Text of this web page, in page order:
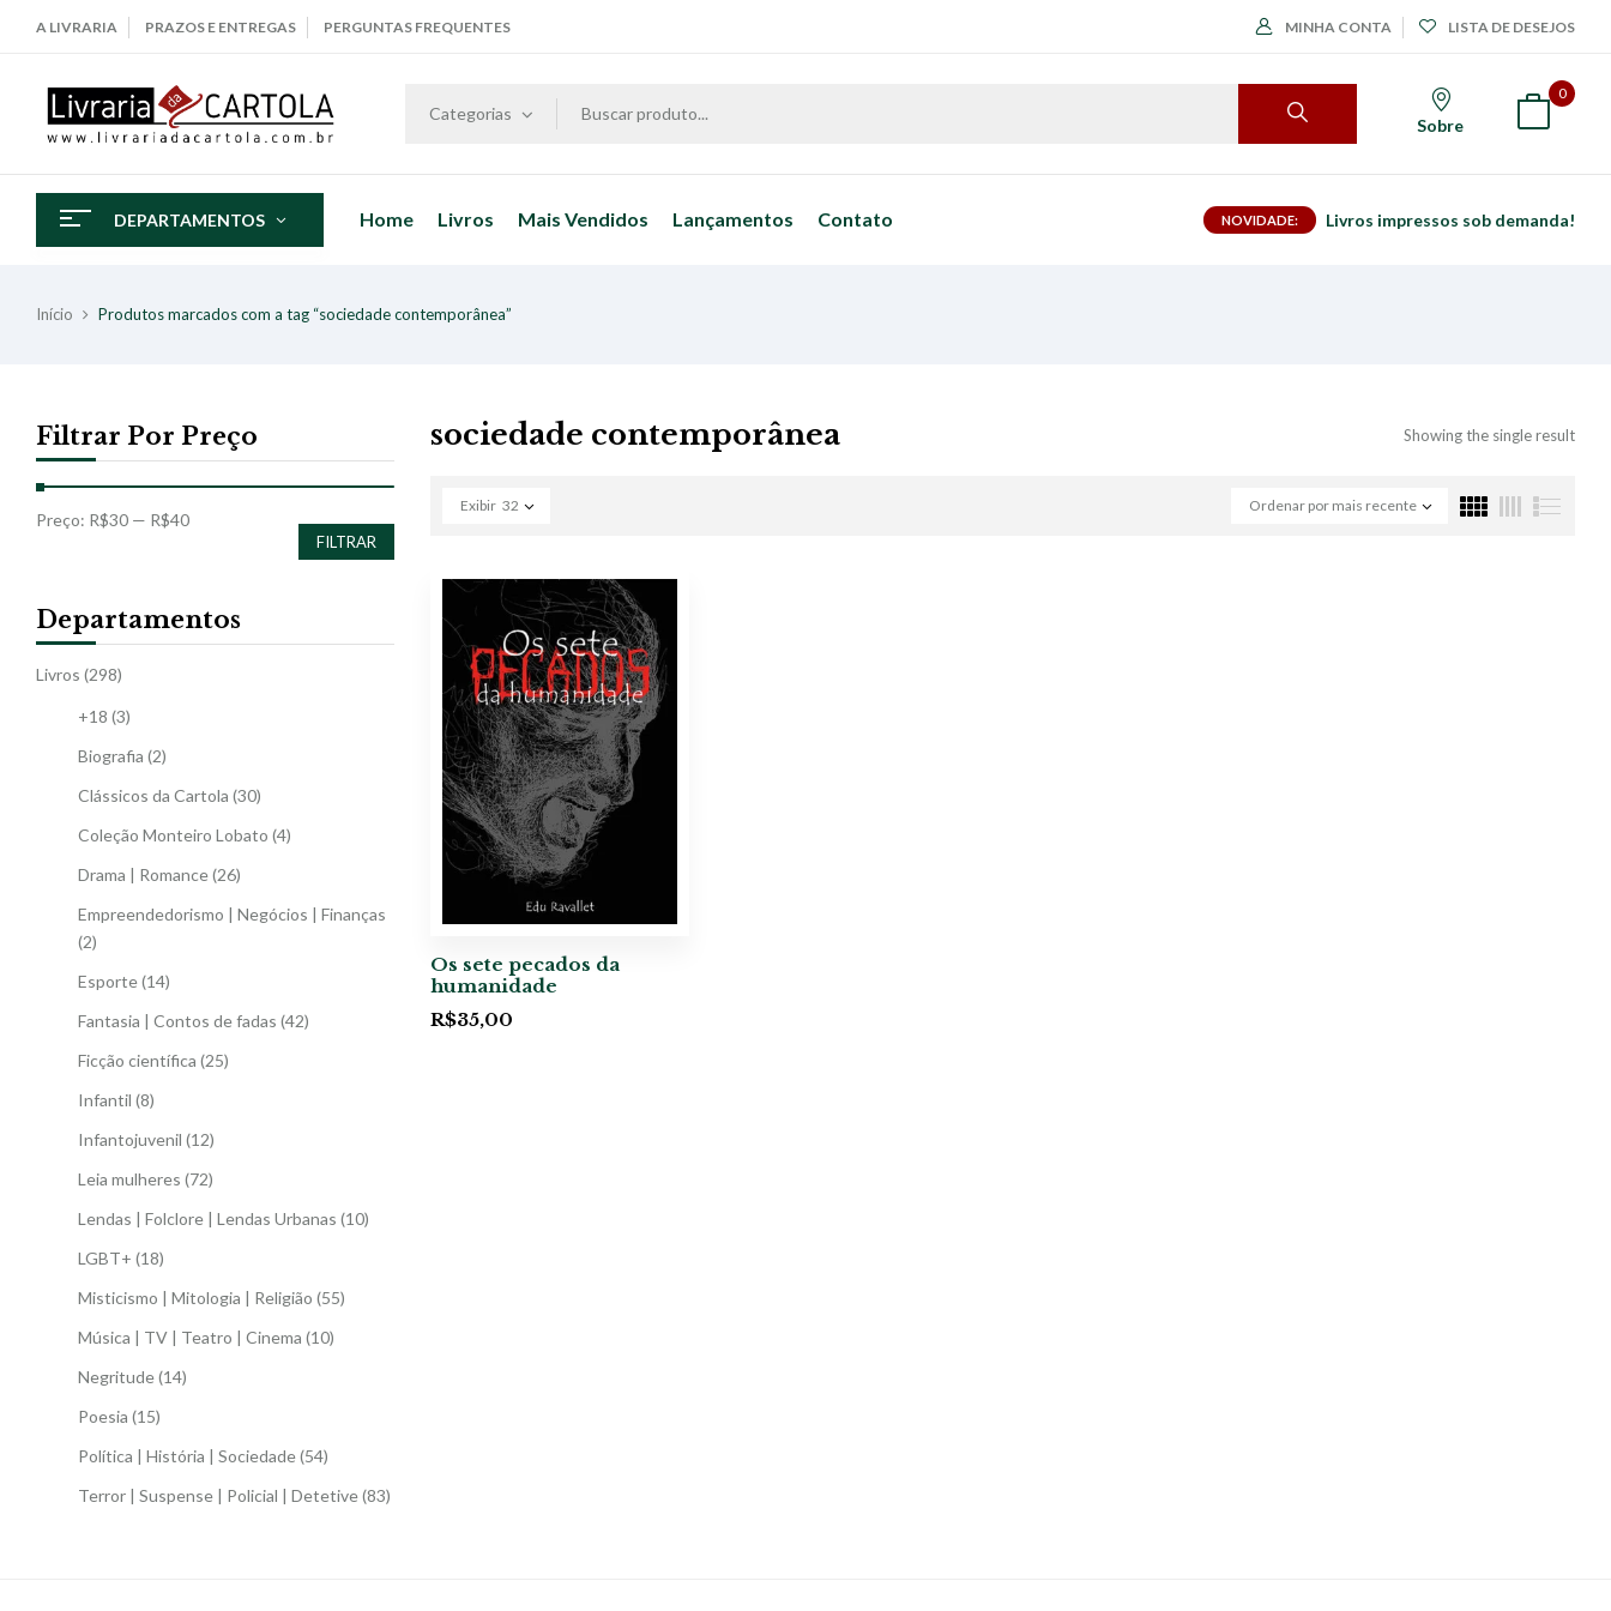
A LIVRARIA PRAZOS E ENTREGAS PERGUNTAS FREQUENTES MINHA CONTA LISTA DE DESEJOS
Categorias
Sobre
0
DEPARTAMENTOS Home Livros Mais Vendidos Lançamentos Contato NOVIDADE: Livros impressos sob demanda!
Início Produtos marcados com a tag “sociedade contemporânea”
Filtrar Por Preço
FILTRAR
Preço: R$30 — R$40
Departamentos
Livros (298)
+18 (3)
Biografia (2)
Clássicos da Cartola (30)
Coleção Monteiro Lobato (4)
Drama | Romance(26)
Empreendedorismo | Negócios | Finanças
(2)
Esporte(14)
Fantasia | Contos de fadas (42)
Ficção científica (25)
Infantil (8)
Infantojuvenil (12)
Leia mulheres (72)
Lendas | Folclore | Lendas Urbanas (10)
LGBT+ (18)
Misticismo | Mitologia | Religião (55)
Música | TV | Teatro | Cinema (10)
Negritude(14)
Poesia (15)
Política | História | Sociedade(54)
Terror | Suspense | Policial | Detetive(83)
sociedade contemporânea Showing the single result
Ordenar por mais recente
Exibir 32
Os sete pecados da
humanidade
R$35,00